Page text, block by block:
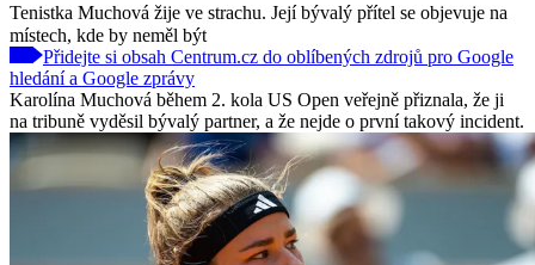
Tenistka Muchová žije ve strachu. Její bývalý přítel se objevuje na
místech, kde by neměl být
Přidejte si obsah Centrum.cz do oblíbených zdrojů pro Google
hledání a Google zprávy
Karolína Muchová během 2. kola US Open veřejně přiznala, že ji
na tribuně vyděsil bývalý partner, a že nejde o první takový incident.